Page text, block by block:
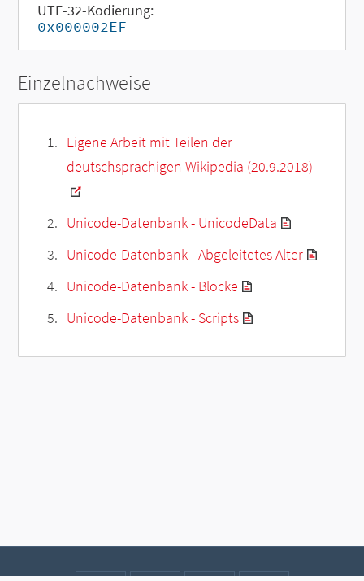
UTF-32-Kodierung:
0x000002EF
Einzelnachweise
Eigene Arbeit mit Teilen der
deutschsprachigen Wikipedia (20.9.2018)
Unicode-Datenbank - UnicodeData
Unicode-Datenbank - Abgeleitetes Alter
Unicode-Datenbank - Blöcke
Unicode-Datenbank - Scripts